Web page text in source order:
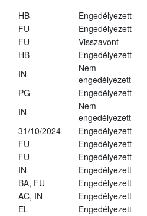
HB
Engedélyezett
FU
Engedélyezett
FU
Visszavont
HB
Engedélyezett
IN
Nem
engedélyezett
PG
Engedélyezett
IN
Nem
engedélyezett
31/10/2024
Engedélyezett
FU
Engedélyezett
FU
Engedélyezett
IN
Engedélyezett
BA, FU
Engedélyezett
AC, IN
Engedélyezett
EL
Engedélyezett